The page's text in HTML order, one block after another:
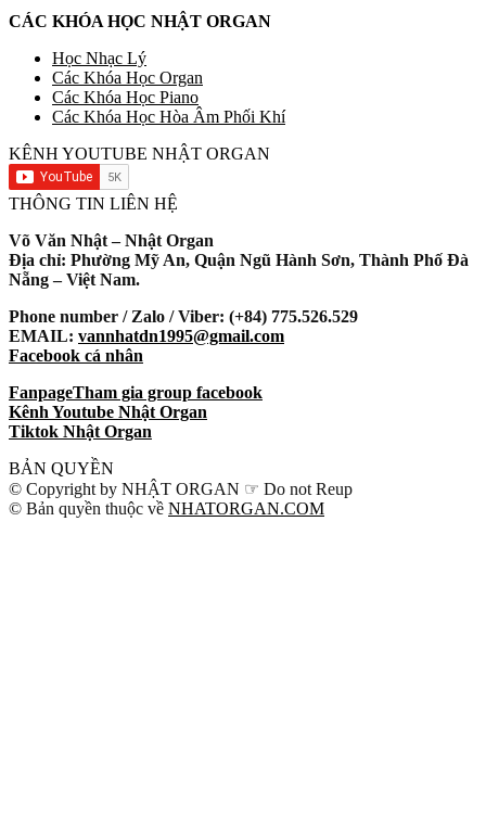
CÁC KHÓA HỌC NHẬT ORGAN
Học Nhạc Lý
Các Khóa Học Organ
Các Khóa Học Piano
Các Khóa Học Hòa Âm Phối Khí
KÊNH YOUTUBE NHẬT ORGAN
THÔNG TIN LIÊN HỆ
Võ Văn Nhật – Nhật Organ
Địa chỉ: Phường Mỹ An, Quận Ngũ Hành Sơn, Thành Phố Đà
Nẵng – Việt Nam.
Phone number / Zalo / Viber: (+84) 775.526.529
EMAIL: vannhatdn1995@gmail.com
Facebook cá nhân
FanpageTham gia group facebook
Kênh Youtube Nhật Organ
Tiktok Nhật Organ
BẢN QUYỀN
© Copyright by NHẬT ORGAN ☞ Do not Reup
© Bản quyền thuộc về NHATORGAN.COM